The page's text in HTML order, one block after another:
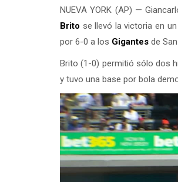
NUEVA YORK (AP) —
Brito se llevó la victoria en
por 6-0 a los Gigantes de
Brito (1-0) permitió sólo dos
y tuvo una base por bola